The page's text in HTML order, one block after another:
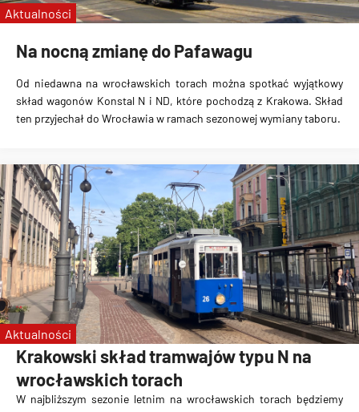
MPK Kraków
Na nocną zmianę do Pafawagu
Od niedawna na wrocławskich torach można spotkać wyjątkowy
skład wagonów Konstal N i ND, które pochodzą z Krakowa. Skład
ten przyjechał do Wrocławia w ramach sezonowej wymiany taboru.
Aktualności
Krakowski skład tramwajów typu N na
wrocławskich torach
W najbliższym sezonie letnim na wrocławskich torach będziemy
Aktualności